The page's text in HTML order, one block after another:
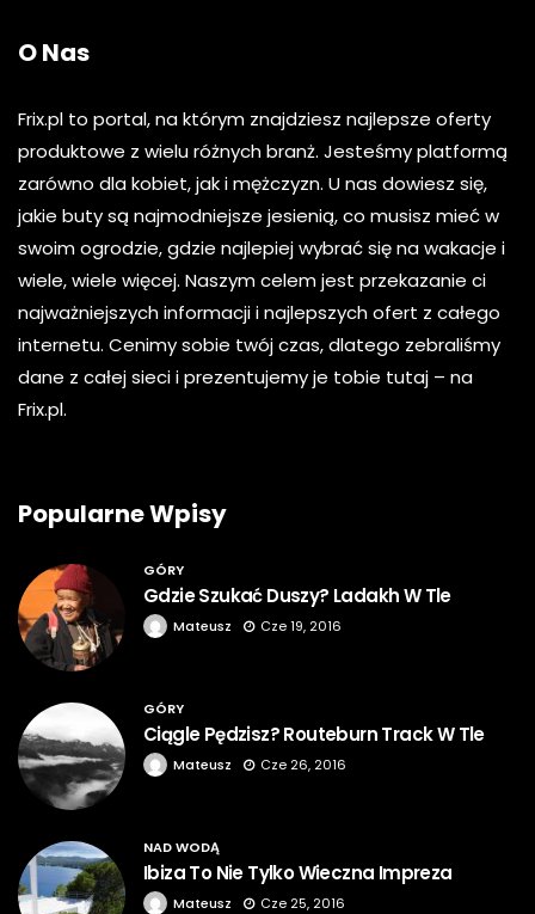
O Nas
Frix.pl to portal, na którym znajdziesz najlepsze oferty
produktowe z wielu różnych branż. Jesteśmy platformą
zarówno dla kobiet, jak i mężczyzn. U nas dowiesz się,
jakie buty są najmodniejsze jesienią, co musisz mieć w
swoim ogrodzie, gdzie najlepiej wybrać się na wakacje i
wiele, wiele więcej. Naszym celem jest przekazanie ci
najważniejszych informacji i najlepszych ofert z całego
internetu. Cenimy sobie twój czas, dlatego zebraliśmy
dane z całej sieci i prezentujemy je tobie tutaj – na
Frix.pl.
Popularne Wpisy
GÓRY
Gdzie Szukać Duszy? Ladakh W Tle
Mateusz Cze 19, 2016
GÓRY
Ciągle Pędzisz? Routeburn Track W Tle
Mateusz Cze 26, 2016
NAD WODĄ
Ibiza To Nie Tylko Wieczna Impreza
Mateusz Cze 25, 2016